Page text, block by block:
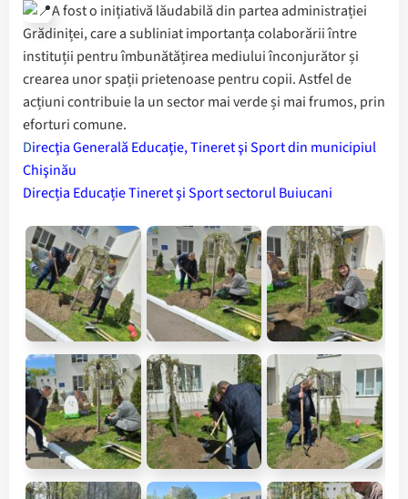
A fost o inițiativă lăudabilă din partea administrației
Grădiniței, care a subliniat importanța colaborării între
instituții pentru îmbunătățirea mediului înconjurător și
crearea unor spații prietenoase pentru copii. Astfel de
acțiuni contribuie la un sector mai verde și mai frumos, prin
eforturi comune.
Direcţia Generală Educaţie, Tineret şi Sport din municipiul
Chişinău
Direcția Educație Tineret şi Sport sectorul Buiucani